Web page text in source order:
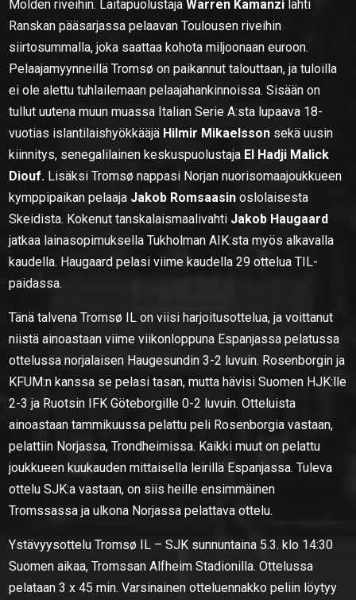
Molden riveihin. LaitapuolustajaWarren Kamanzi lähti
Ranskan pääsarjassa pelaavan Toulousen riveihin
siirtosummalla, joka saattaa kohota miljoonaan euroon.
Pelaajamyynneillä Tromsø on paikannut talouttaan, ja tuloilla
ei ole alettu tuhlailemaan pelaajahankinnoissa. Sisään on
tullut uutena muun muassa Italian Serie A:sta lupaava 18-
vuotias islantilaishyökkääjä Hilmir Mikaelsson sekä uusin
kiinnitys, senegalilainen keskuspuolustaja El Hadji Malick
Diouf. Lisäksi Tromsø nappasi Norjan nuorisomaajoukkueen
kymppipaikan pelaaja Jakob Romsaasin oslolaisesta
Skeidista. Kokenut tanskalaismaalivahti Jakob Haugaard
jatkaa lainasopimuksella Tukholman AIK:sta myös alkavalla
kaudella. Haugaard pelasi viime kaudella 29 ottelua TIL-
paidassa.
Tänä talvena Tromsø IL on viisi harjoitusottelua, ja voittanut
niistä ainoastaan viime viikonloppuna Espanjassa pelatussa
ottelussa norjalaisen Haugesundin 3-2 luvuin. Rosenborgin ja
KFUM:n kanssa se pelasi tasan, mutta hävisi Suomen HJK:lle
2-3 ja Ruotsin IFK Göteborgille 0-2 luvuin. Otteluista
ainoastaan tammikuussa pelattu peli Rosenborgia vastaan,
pelattiin Norjassa, Trondheimissa. Kaikki muut on pelattu
joukkueen kuukauden mittaisella leirillä Espanjassa. Tuleva
ottelu SJK:a vastaan, on siis heille ensimmäinen
Tromssassa ja ulkona Norjassa pelattava ottelu.
Ystävyysottelu Tromsø IL – SJK sunnuntaina 5.3. klo 14:30
Suomen aikaa, Tromssan Alfheim Stadionilla. Ottelussa
pelataan 3 x 45 min. Varsinainen otteluennakko peliin löytyy